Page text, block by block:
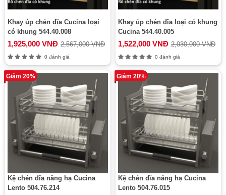
Khay úp chén đĩa Cucina loại
có khung 544.40.008
1,925,000 VNĐ 2,567,000 VNĐ
0 đánh giá
Khay úp chén đĩa loại có khung
Cucina 544.40.005
1,522,000 VNĐ 2,030,000 VNĐ
0 đánh giá
Giảm 20%
Kệ chén đĩa nâng hạ Cucina
Lento 504.76.214
Giảm 20%
Kệ chén đĩa nâng hạ Cucina
Lento 504.76.015